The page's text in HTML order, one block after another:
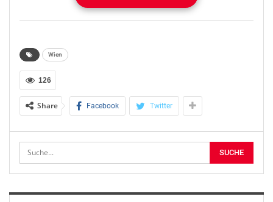
——————————————————————————–
Grund der Mitteilungspflicht:
Grund: Meldepflichtige Person ist eine juristische
Person in enger Beziehung zu einer Person mit
Führungsaufgaben
Vor- und Zuname: Antony William Paul Sage
Wien
126
Share Facebook Twitter